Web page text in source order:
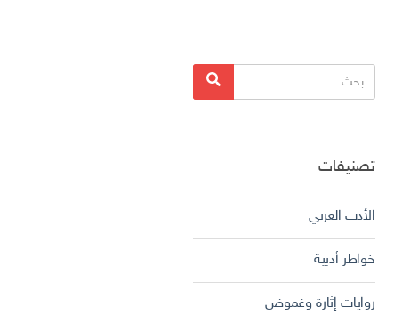
البحث
عن:
بحث
تصنيفات
الأدب العربي
خواطر أدبية
روايات إثارة وغموض